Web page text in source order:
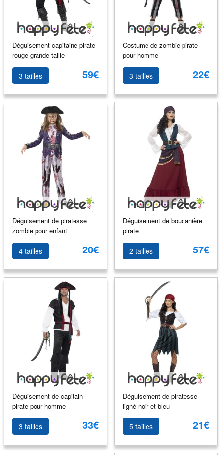
Déguisement capitaine pirate
rouge grande taille
3 tailles 59€
Costume de zombie pirate
pour homme
3 tailles 22€
Déguisement de piratesse
zombie pour enfant
4 tailles 20€
Déguisement de boucanière
pirate
2 tailles 57€
Déguisement de capitain
pirate pour homme
3 tailles 33€
Déguisement de piratesse
ligné noir et bleu
5 tailles 21€